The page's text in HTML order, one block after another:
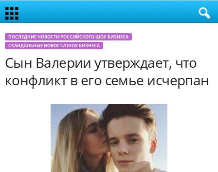
ПОСЛЕДНИЕ НОВОСТИ РОССИЙСКОГО ШОУ БИЗНЕСА
СКАНДАЛЬНЫЕ НОВОСТИ ШОУ БИЗНЕСА
Сын Валерии утверждает, что
конфликт в его семье исчерпан